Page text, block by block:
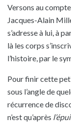
Versons au
Jacques-Alain
s’adresse à lui, à
là les corps
l’histoire, par le
Pour finir cette
sous l’angle de
récurrence de
n’est qu’après